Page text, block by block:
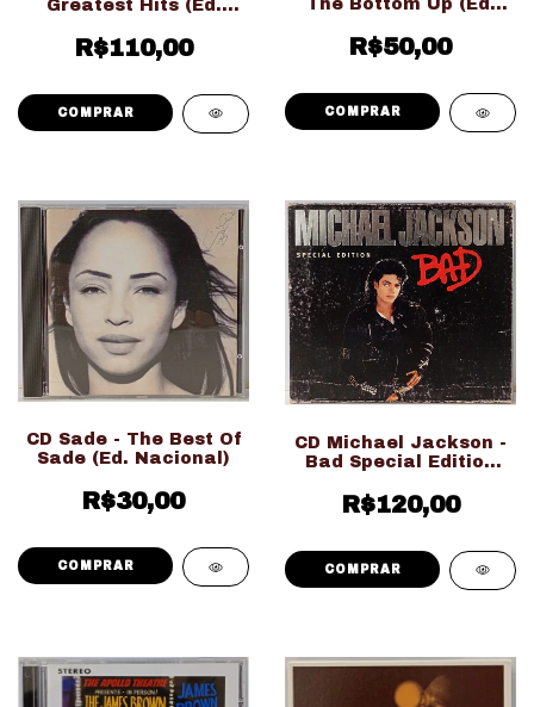
Greatest Hits (Ed.
R$110,00
The Bottom Up (Ed.
R$50,00
CD Sade - The Best Of
Sade (Ed. Nacional)
R$30,00
CD Michael Jackson -
Bad Special Edition
R$120,00